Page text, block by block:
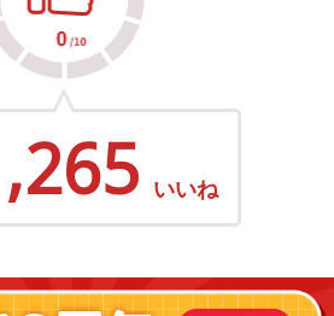
いいね